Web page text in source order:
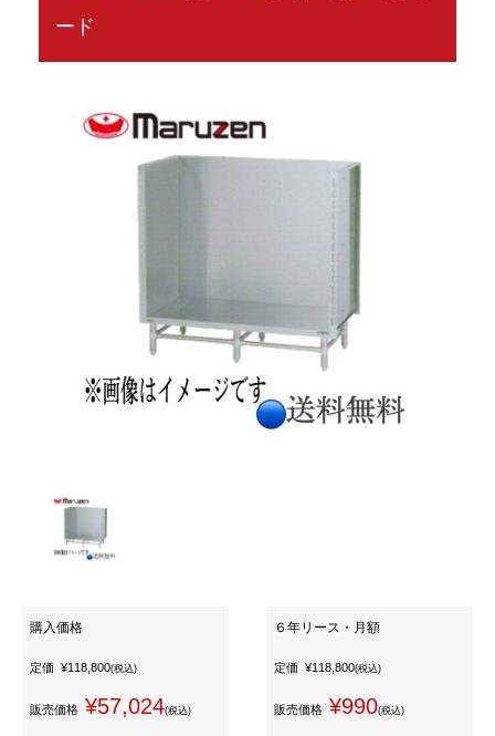
ード
購入価格
定価 ¥118,800(税込)
販売価格 ¥57,024(税込)
６年リース・月額
定価 ¥118,800(税込)
販売価格 ¥990(税込)